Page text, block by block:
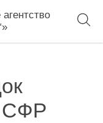
СФР